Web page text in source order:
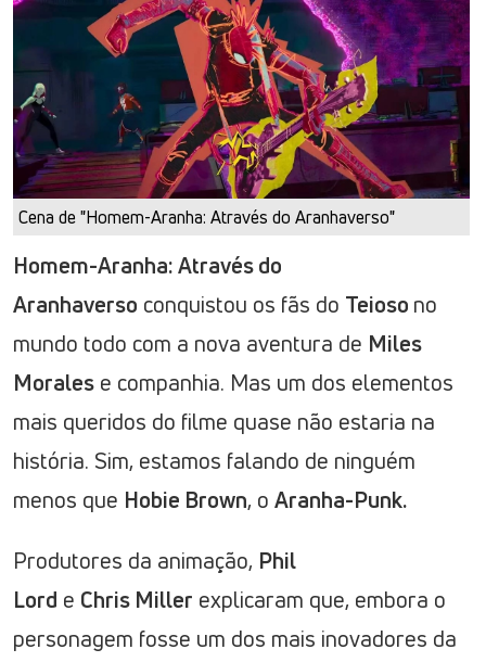
Cena de "Homem-Aranha: Através do Aranhaverso"
Homem-Aranha: Através do
Aranhaverso conquistou os fãs do Teioso no
mundo todo com a nova aventura de Miles
Morales e companhia. Mas um dos elementos
mais queridos do filme quase não estaria na
história. Sim, estamos falando de ninguém
menos que Hobie Brown, o Aranha-Punk.
Produtores da animação, Phil
Lord e Chris Miller explicaram que, embora o
personagem fosse um dos mais inovadores da